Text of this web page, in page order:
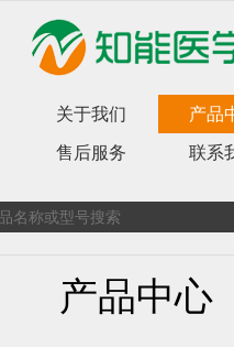
关于我们 产品
售后服务 联系
产品中心